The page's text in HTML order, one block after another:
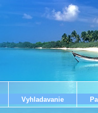
Vyhladavanie